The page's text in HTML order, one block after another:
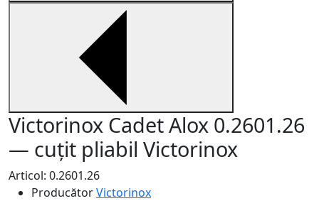
Victorinox Cadet Alox 0.2601.26
— cuțit pliabil Victorinox
Articol: 0.2601.26
ProducătorVictorinox